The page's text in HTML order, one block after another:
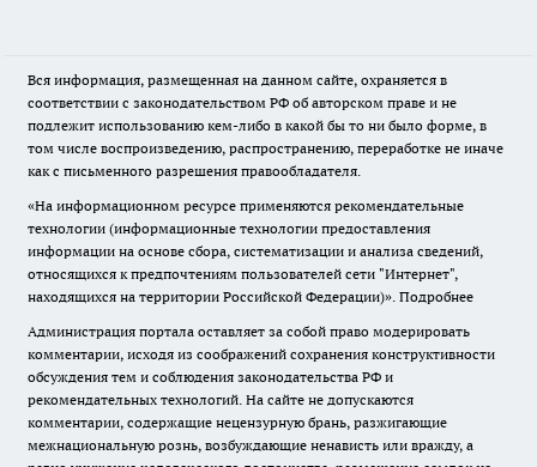
Вся информация, размещенная на данном сайте, охраняется в
соответствии с законодательством РФ об авторском праве и не
подлежит использованию кем-либо в какой бы то ни было форме, в
том числе воспроизведению, распространению, переработке не иначе
как с письменного разрешения правообладателя.
«На информационном ресурсе применяются рекомендательные
технологии (информационные технологии предоставления
информации на основе сбора, систематизации и анализа сведений,
относящихся к предпочтениям пользователей сети "Интернет",
находящихся на территории Российской Федерации)». Подробнее
Администрация портала оставляет за собой право модерировать
комментарии, исходя из соображений сохранения конструктивности
обсуждения тем и соблюдения законодательства РФ и
рекомендательных технологий. На сайте не допускаются
комментарии, содержащие нецензурную брань, разжигающие
межнациональную рознь, возбуждающие ненависть или вражду, а